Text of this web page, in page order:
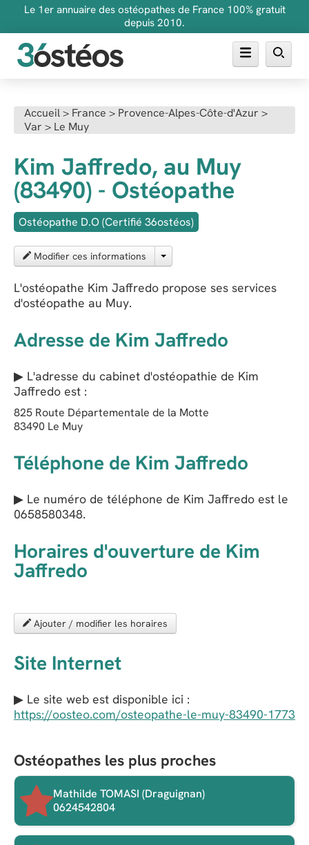
Le 1er annuaire des ostéopathes de France 100% gratuit
depuis 2010.
FAQ
Inscrire son cabinet
Accueil> France > Provence-Alpes-Côte-d'Azur >
Var > Le Muy
Kim Jaffredo, au Muy
(83490) - Ostéopathe
Ostéopathe D.O (Certifié 36ostéos)
Modifier ces informations
L'ostéopathe Kim Jaffredo propose ses services
d'ostéopathe au Muy.
Adresse de Kim Jaffredo
▶ L'adresse du cabinet d'ostéopathie de Kim
Jaffredo est :
825 Route Départementale de la Motte
83490 Le Muy
Téléphone de Kim Jaffredo
▶ Le numéro de téléphone de Kim Jaffredo est le
0658580348.
Horaires d'ouverture de Kim
Jaffredo
Ajouter / modifier les horaires
Site Internet
▶ Le site web est disponible ici :
https://oosteo.com/osteopathe-le-muy-83490-1773
Ostéopathes les plus proches
Mathilde TOMASI (Draguignan)
0624542804